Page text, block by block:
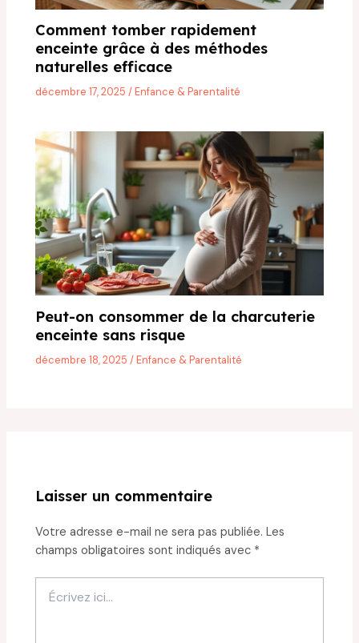
Comment tomber rapidement
enceinte grâce à des méthodes
naturelles efficace
décembre 17, 2025/Enfance & Parentalité
Peut-on consommer de la charcuterie
enceinte sans risque
décembre 18, 2025/Enfance & Parentalité
Laisser un commentaire
Votre adresse e-mail ne sera pas publiée. Les
champs obligatoires sont indiqués avec *
ici…